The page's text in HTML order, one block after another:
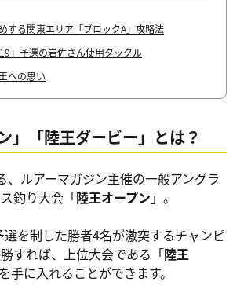
する関東エリア「ブロックA」攻略法
」予選の岩佐さん使用タックル
への思い
」「陸王ダービー」とは？
、ルアーマガジン主催の一般アングラ
釣り大会「陸王オープン 」。
を制した勝者4名が激突するチャンピ
すれば、上位大会である「陸王
手に入れることができます。